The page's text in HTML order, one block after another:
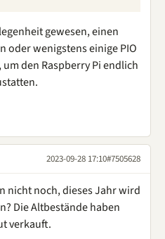
gewesen, einen
oder wenigstens einige PIO
den Raspberry Pi endlich
2023-09-28 17:10#7505628
nicht noch, dieses Jahr wird
Die Altbestände haben
verkauft.